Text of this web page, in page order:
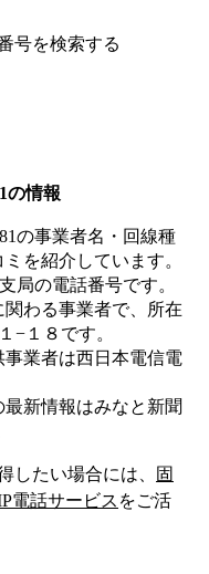
の情報
の事業者名・回線種
を紹介しています。
局の電話番号です。
関わる事業者で、所在
−１８ です。
事業者は西日本電信電
最新情報はみなと新聞
したい場合には、
固
電話サービス をご活